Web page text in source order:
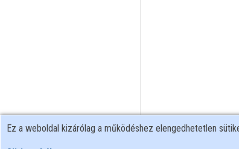
Ez a weboldal kizárólag a működéshez elengedhetetlen